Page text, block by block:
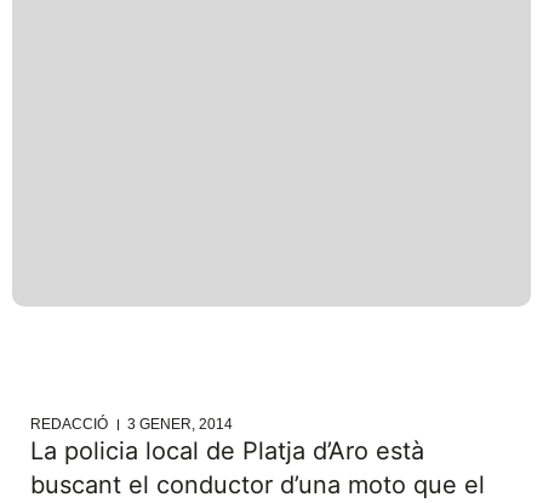
REDACCIÓ 3 GENER, 2014
La policia local de Platja d’Aro està
buscant el conductor d’una moto que el